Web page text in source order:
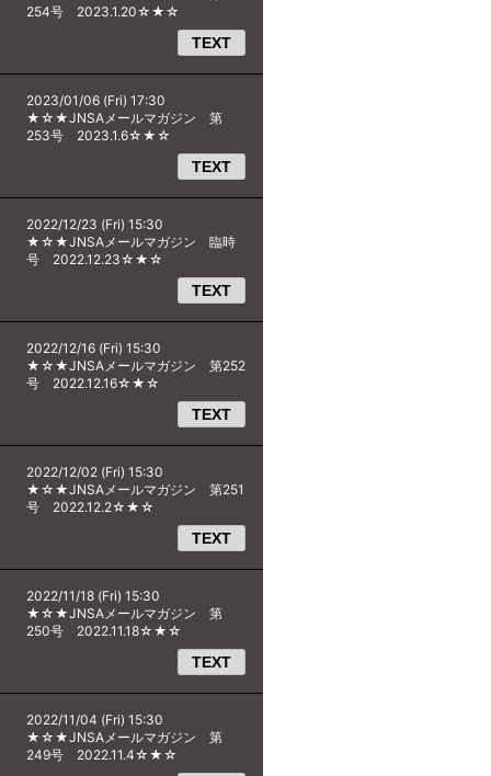
254号 2023.1.20☆★☆
TEXT
2023/01/06 (Fri) 17:30
★☆★JNSAメールマガジン 第
253号 2023.1.6☆★☆
TEXT
2022/12/23 (Fri) 15:30
★☆★JNSAメールマガジン 臨時
号 2022.12.23☆★☆
TEXT
2022/12/16 (Fri) 15:30
★☆★JNSAメールマガジン 第252
号 2022.12.16☆★☆
TEXT
2022/12/02 (Fri) 15:30
★☆★JNSAメールマガジン 第251
号 2022.12.2☆★☆
TEXT
2022/11/18 (Fri) 15:30
★☆★JNSAメールマガジン 第
250号 2022.11.18☆★☆
TEXT
2022/11/04 (Fri) 15:30
★☆★JNSAメールマガジン 第
249号 2022.11.4☆★☆